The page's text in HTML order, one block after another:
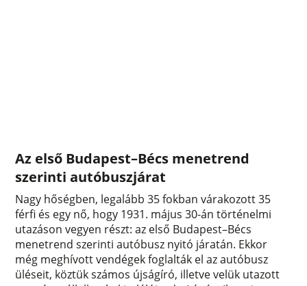
Az első Budapest–Bécs menetrend
szerinti autóbuszjárat
Nagy hőségben, legalább 35 fokban várakozott 35
férfi és egy nő, hogy 1931. május 30-án történelmi
utazáson vegyen részt: az első Budapest–Bécs
menetrend szerinti autóbusz nyitó járatán. Ekkor
még meghívott vendégek foglalták el az autóbusz
üléseit, köztük számos újságíró, illetve velük utazott